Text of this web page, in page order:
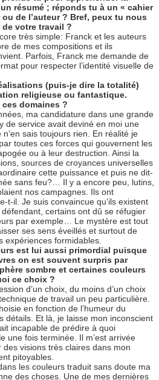
résumé ; réponds tu à un « cahier
de l’auteur ? Bref, peux tu nous
votre travail ?
très simple: Franck et les auteurs
de mes compositions et ils
Parfois, Franck me demande de
pour respecter l’identité visuelle de
(puis-je dire la totalité)
religieuse ou fantastique.
ces domaines ?
ma candidature dans une grande
de service avait deviné en moi une
sais toujours rien. En réalité je
toutes ces forces qui gouvernent les
ou à leur destruction. Ainsi la
sources de croyances universelles
cette puissance et puis ne dit-
sans feu?… Il y a encore peu, lutins,
nos campagnes. Ils ont
t-il. Je suis convaincue qu’ils existent
certains ont dû se réfugier
par exemple… Le mystère est tout
ses sens éveillés et surtout de
expériences formidables.
est lui aussi primordial puisque
on est souvent surpris par
sombre et certaines couleurs
ce choix ?
d’un choix, du moins d’un choix
de travail un peu particulière.
en fonction de l’humeur du
détails. Et là, je laisse mon inconscient
incapable de prédire à quoi
une fois terminée. Il m’est arrivée
des visions très claires dans mon
pitoyables.
les couleurs traduit sans doute ma
des choses. Une de mes dernières